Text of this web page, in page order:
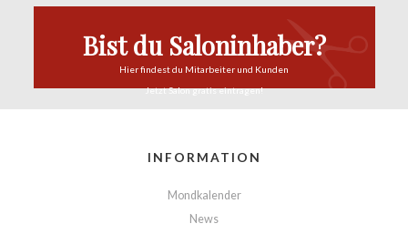
Bist du Saloninhaber?
Hier findest du Mitarbeiter und Kunden
Jetzt Salongratis eintragen!
INFORMATION
Mondkalender
News